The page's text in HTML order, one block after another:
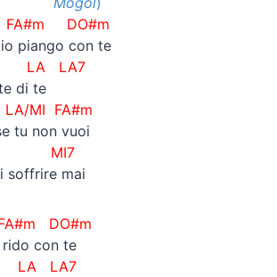
DO#m
piango con te
LA7
di te
MI FA#m
tu non vuoi
soffrire mai
DO#m
rido con te
LA7